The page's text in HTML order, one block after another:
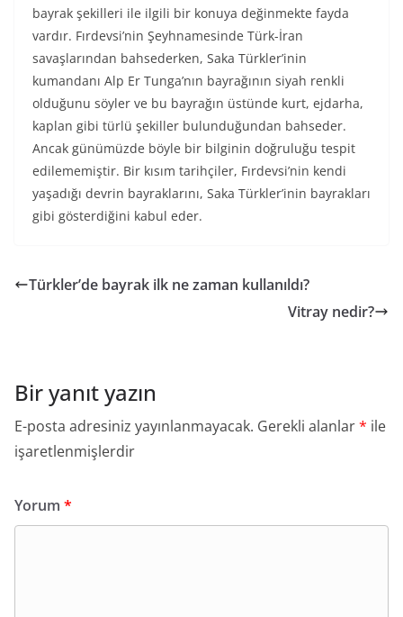
bayrak şekilleri ile ilgili bir konuya değinmekte fayda
vardır. Fırdevsi’nin Şeyhnamesinde Türk-İran
savaşlarından bahsederken, Saka Türkler’inin
kumandanı Alp Er Tunga’nın bayrağının siyah renkli
olduğunu söyler ve bu bayrağın üstünde kurt, ejdarha,
kaplan gibi türlü şekiller bulunduğundan bahseder.
Ancak günümüzde böyle bir bilginin doğruluğu tespit
edilememiştir. Bir kısım tarihçiler, Fırdevsi’nin kendi
yaşadığı devrin bayraklarını, Saka Türkler’inin bayrakları
gibi gösterdiğini kabul eder.
Türkler’de bayrak ilk ne zaman kullanıldı?
Vitray nedir?
Bir yanıt yazın
E-posta adresiniz yayınlanmayacak. Gerekli alanlar* ile
işaretlenmişlerdir
Yorum *